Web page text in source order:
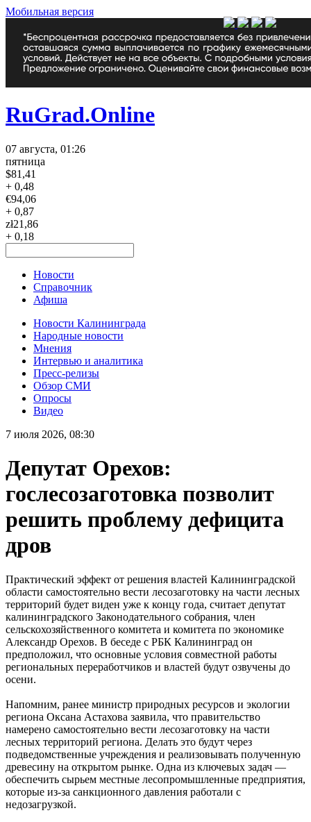
Мобильная версия
RuGrad.Online
07 августа, 01:26
пятница
$81,41
+ 0,48
€94,06
+ 0,87
zł21,86
+ 0,18
Новости
Справочник
Афиша
Новости Калининграда
Народные новости
Мнения
Интервью и аналитика
Пресс-релизы
Обзор СМИ
Опросы
Видео
7 июля 2026, 08:30
Депутат Орехов:
гослесозаготовка позволит
решить проблему дефицита
дров
Практический эффект от решения властей Калининградской
области самостоятельно вести лесозаготовку на части лесных
территорий будет виден уже к концу года, считает депутат
калининградского Законодательного собрания, член
сельскохозяйственного комитета и комитета по экономике
Александр Орехов. В беседе с РБК Калининград он
предположил, что основные условия совместной работы
региональных переработчиков и властей будут озвучены до
осени.
Напомним, ранее министр природных ресурсов и экологии
региона Оксана Астахова заявила, что правительство
намерено самостоятельно вести лесозаготовку на части
лесных территорий региона. Делать это будут через
подведомственные учреждения и реализовывать полученную
древесину на открытом рынке. Одна из ключевых задач —
обеспечить сырьем местные лесопромышленные предприятия,
которые из-за санкционного давления работали с
недозагрузкой.